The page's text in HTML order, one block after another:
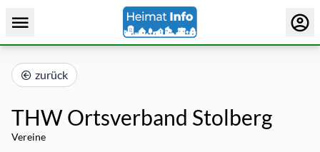
zurück
THW Ortsverband Stolberg
Vereine